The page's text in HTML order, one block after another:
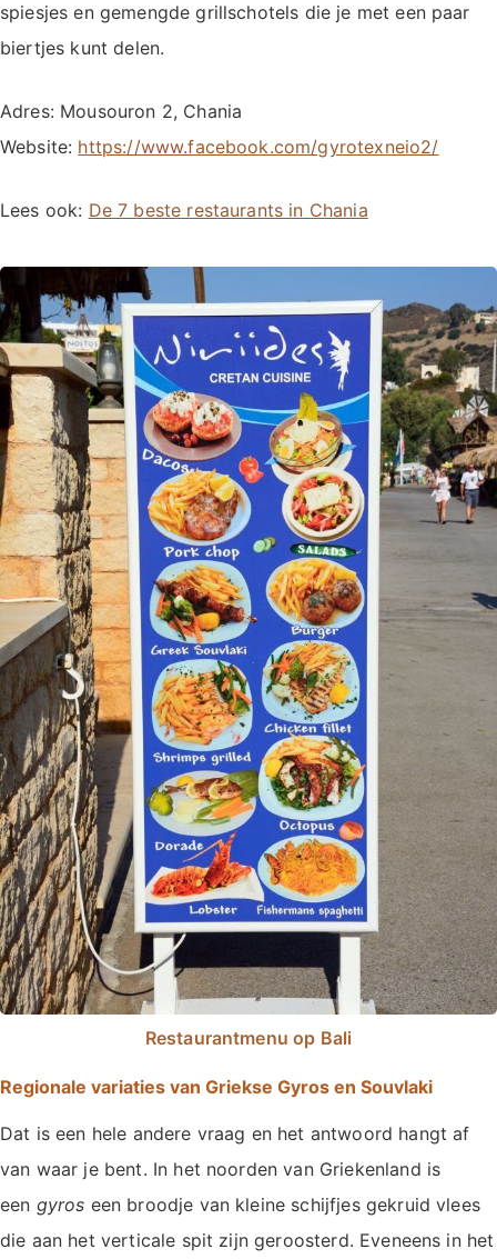
spiesjes en gemengde grillschotels die je met een paar
biertjes kunt delen.
Adres: Mousouron 2, Chania
Website: https://www.facebook.com/gyrotexneio2/
Lees ook: De 7 beste restaurants in Chania
Restaurantmenu op Bali
Regionale variaties van Griekse Gyros en Souvlaki
Dat is een hele andere vraag en het antwoord hangt af
van waar je bent. In het noorden van Griekenland is
een gyros een broodje van kleine schijfjes gekruid vlees
die aan het verticale spit zijn geroosterd. Eveneens in het